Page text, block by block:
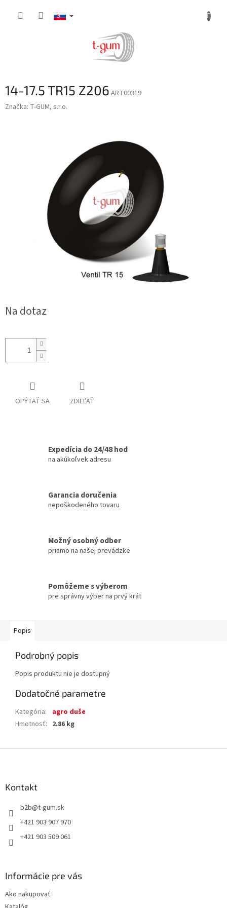
14-17.5 TR15 Z206 ART00319
Značka: T-GUM, s.r.o.
Na dotaz
OPÝTAŤ SA ZDIEĽAŤ
Expedícia do 24/48 hod
na akúkoľvek adresu
Garancia doručenia
nepoškodeného tovaru
Možný osobný odber
priamo na našej prevádzke
Pomôžeme s výberom
pre správny výber na prvý krát
Popis
Podrobný popis
Popis produktu nie je dostupný
Dodatočné parametre
Kategória:
agro duše
Hmotnosť: 2.86 kg
Kontakt
b2b@t-gum.sk
+421 903 907 970
+421 903 509 061
Informácie pre vás
Ako nakupovať